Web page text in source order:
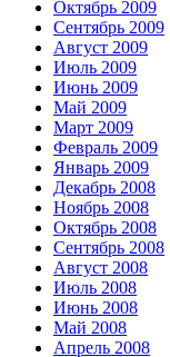
Октябрь 2009
Сентябрь 2009
Август 2009
Июль 2009
Июнь 2009
Май 2009
Март 2009
Февраль 2009
Январь 2009
Декабрь 2008
Ноябрь 2008
Октябрь 2008
Сентябрь 2008
Август 2008
Июль 2008
Июнь 2008
Май 2008
Апрель 2008